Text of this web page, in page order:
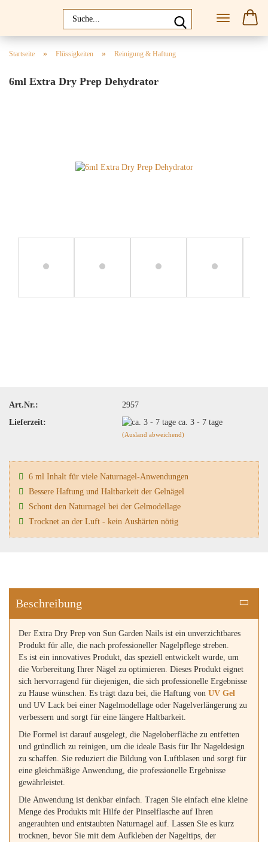
Startseite » Flüssigkeiten » Reinigung & Haftung
6ml Extra Dry Prep Dehydrator
Art.Nr.:
2957
Lieferzeit:
ca. 3 - 7 tage
(Ausland abweichend)
6 ml Inhalt für viele Naturnagel-Anwendungen
Bessere Haftung und Haltbarkeit der Gelnägel
Schont den Naturnagel bei der Gelmodellage
Trocknet an der Luft - kein Aushärten nötig
Beschreibung
Der Extra Dry Prep von Sun Garden Nails ist ein unverzichtbares
Produkt für alle, die nach professioneller Nagelpflege streben.
Es ist ein innovatives Produkt, das speziell entwickelt wurde, um
die Vorbereitung Ihrer Nägel zu optimieren. Dieses Produkt eignet
sich hervorragend für diejenigen, die sich professionelle Ergebnisse
zu Hause wünschen. Es trägt dazu bei, die Haftung von UV Gel
und UV Lack bei einer Nagelmodellage oder Nagelverlängerung zu
verbessern und sorgt für eine längere Haltbarkeit.
Die Formel ist darauf ausgelegt, die Nageloberfläche zu entfetten
und gründlich zu reinigen, um die ideale Basis für Ihr Nageldesign
zu schaffen. Sie reduziert die Bildung von Luftblasen und sorgt für
eine gleichmäßige Anwendung, die professionelle Ergebnisse
gewährleistet.
Die Anwendung ist denkbar einfach. Tragen Sie einfach eine kleine
Menge des Produkts mit Hilfe der Pinselflasche auf Ihren
angerauhten und entstaubten Naturnagel auf. Lassen Sie es kurz
trocknen, bevor Sie mit dem Aufkleben der Nageltips, der